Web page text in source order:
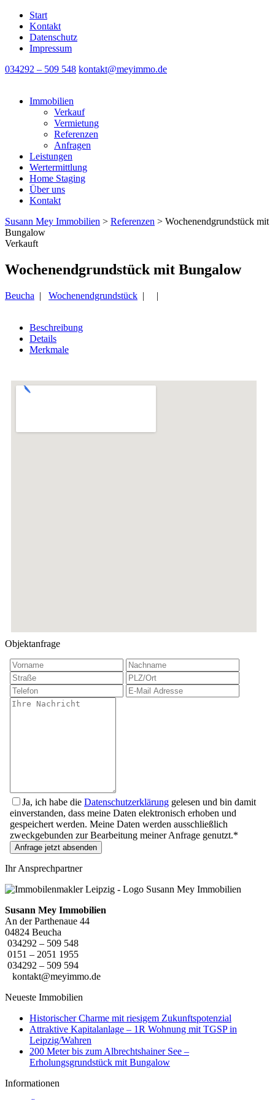
Start
Kontakt
Datenschutz
Impressum
034292 – 509 548 kontakt@meyimmo.de
Immobilien
Verkauf
Vermietung
Referenzen
Anfragen
Leistungen
Wertermittlung
Home Staging
Über uns
Kontakt
Susann Mey Immobilien > Referenzen > Wochenendgrundstück mit
Bungalow
Verkauft
Wochenendgrundstück mit Bungalow
Beucha | Wochenendgrundstück | |
Beschreibung
Details
Merkmale
Objektanfrage
Ja, ich habe die Datenschutzerklärung gelesen und bin damit
einverstanden, dass meine Daten elektronisch erhoben und
gespeichert werden. Meine Daten werden ausschließlich
zweckgebunden zur Bearbeitung meiner Anfrage genutzt.*
Anfrage jetzt absenden
Ihr Ansprechpartner
Susann Mey Immobilien
An der Parthenaue 44
04824 Beucha
034292 – 509 548
0151 – 2051 1955
034292 – 509 594
kontakt@meyimmo.de
Neueste Immobilien
Historischer Charme mit riesigem Zukunftspotenzial
Attraktive Kapitalanlage – 1R Wohnung mit TGSP in
Leipzig/Wahren
200 Meter bis zum Albrechtshainer See –
Erholungsgrundstück mit Bungalow
Informationen